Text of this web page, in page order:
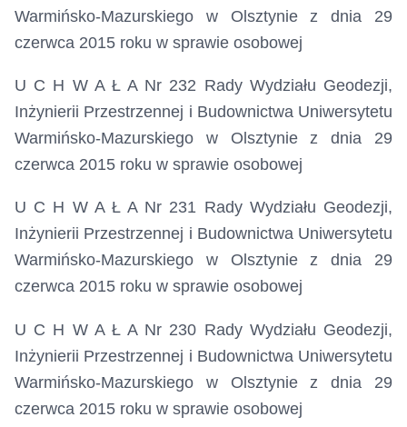
Warmińsko-Mazurskiego w Olsztynie z dnia 29
czerwca 2015 roku w sprawie osobowej
U C H W A Ł A Nr 232 Rady Wydziału Geodezji,
Inżynierii Przestrzennej i Budownictwa Uniwersytetu
Warmińsko-Mazurskiego w Olsztynie z dnia 29
czerwca 2015 roku w sprawie osobowej
U C H W A Ł A Nr 231 Rady Wydziału Geodezji,
Inżynierii Przestrzennej i Budownictwa Uniwersytetu
Warmińsko-Mazurskiego w Olsztynie z dnia 29
czerwca 2015 roku w sprawie osobowej
U C H W A Ł A Nr 230 Rady Wydziału Geodezji,
Inżynierii Przestrzennej i Budownictwa Uniwersytetu
Warmińsko-Mazurskiego w Olsztynie z dnia 29
czerwca 2015 roku w sprawie osobowej